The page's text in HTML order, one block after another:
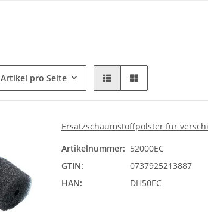
Artikel pro Seite
Ersatzschaumstoffpolster für
Artikelnummer: 52000EC
GTIN:
0737925213887
HAN:
DH50EC